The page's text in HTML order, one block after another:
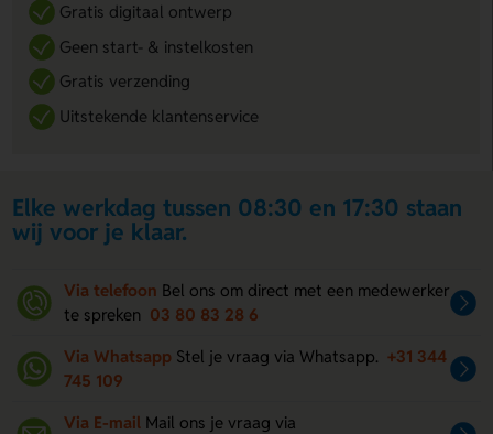
Gratis digitaal ontwerp
Geen start- & instelkosten
Gratis verzending
Uitstekende klantenservice
Elke werkdag tussen 08:30 en 17:30 staan
wij voor je klaar.
Via telefoon Bel ons om direct met een medewerker
te spreken 03 80 83 28 6
Via Whatsapp Stel je vraag via Whatsapp. +31 344
745 109
Via E-mail Mail ons je vraag via